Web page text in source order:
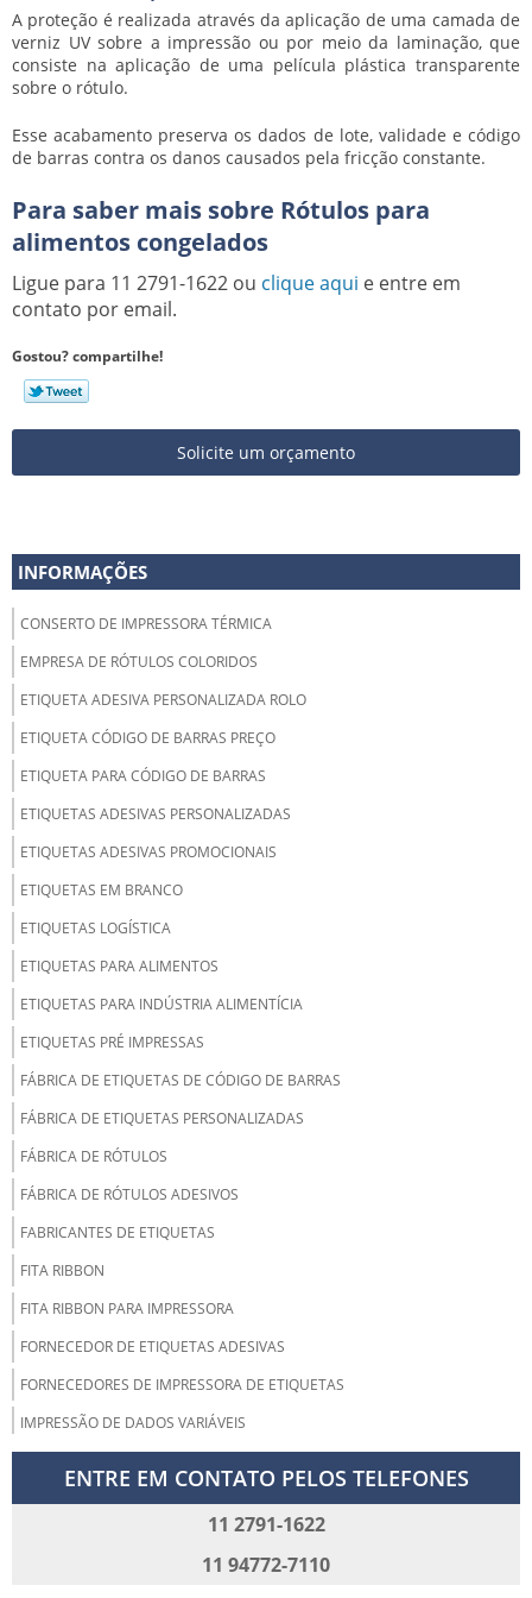
A proteção é realizada através da aplicação de uma camada de
verniz UV sobre a impressão ou por meio da laminação, que
consiste na aplicação de uma película plástica transparente
sobre o rótulo.
Esse acabamento preserva os dados de lote, validade e código
de barras contra os danos causados pela fricção constante.
Para saber mais sobre Rótulos para
alimentos congelados
Ligue para 11 2791-1622 ou clique aqui e entre em
contato por email.
Gostou? compartilhe!
Solicite um orçamento
INFORMAÇÕES
CONSERTO DE IMPRESSORA TÉRMICA
EMPRESA DE RÓTULOS COLORIDOS
ETIQUETA ADESIVA PERSONALIZADA ROLO
ETIQUETA CÓDIGO DE BARRAS PREÇO
ETIQUETA PARA CÓDIGO DE BARRAS
ETIQUETAS ADESIVAS PERSONALIZADAS
ETIQUETAS ADESIVAS PROMOCIONAIS
ETIQUETAS EM BRANCO
ETIQUETAS LOGÍSTICA
ETIQUETAS PARA ALIMENTOS
ETIQUETAS PARA INDÚSTRIA ALIMENTÍCIA
ETIQUETAS PRÉ IMPRESSAS
FÁBRICA DE ETIQUETAS DE CÓDIGO DE BARRAS
FÁBRICA DE ETIQUETAS PERSONALIZADAS
FÁBRICA DE RÓTULOS
FÁBRICA DE RÓTULOS ADESIVOS
FABRICANTES DE ETIQUETAS
FITA RIBBON
FITA RIBBON PARA IMPRESSORA
FORNECEDOR DE ETIQUETAS ADESIVAS
FORNECEDORES DE IMPRESSORA DE ETIQUETAS
IMPRESSÃO DE DADOS VARIÁVEIS
ONDE COMPRAR ETIQUETAS LOGÍSTICA
RIBBON PARA IMPRESSORA DE ETIQUETAS
ENTRE EM CONTATO PELOS TELEFONES
11 2791-1622
11 94772-7110